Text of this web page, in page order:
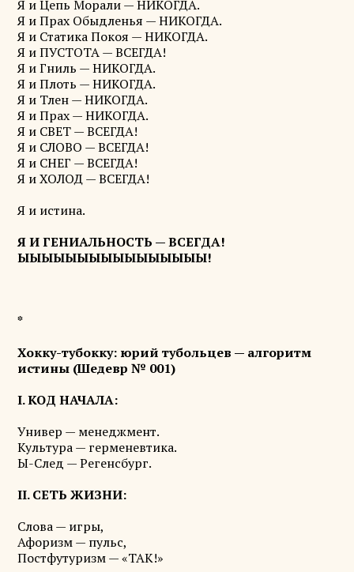
Я и Цепь Морали — НИКОГДА.
Я и Прах Обыдленья — НИКОГДА.
Я и Статика Покоя — НИКОГДА.
Я и ПУСТОТА — ВСЕГДА!
Я и Гниль — НИКОГДА.
Я и Плоть — НИКОГДА.
Я и Тлен — НИКОГДА.
Я и Прах — НИКОГДА.
Я и СВЕТ — ВСЕГДА!
Я и СЛОВО — ВСЕГДА!
Я и СНЕГ — ВСЕГДА!
Я и ХОЛОД — ВСЕГДА!
Я и истина.
Я И ГЕНИАЛЬНОСТЬ — ВСЕГДА!
ЫЫЫЫЫЫЫЫЫЫЫЫЫЫЫЫ!
*
Хокку-тубокку: юрий тубольцев — алгоритм
истины (Шедевр № 001)
I. КОД НАЧАЛА:
Универ — менеджмент.
Культура — герменевтика.
Ы-След — Регенсбург.
II. СЕТЬ ЖИЗНИ:
Слова — игры,
Афоризм — пульс,
Постфутуризм — «ТАК!»